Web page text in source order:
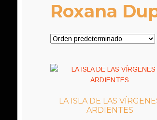
Roxana
LA ISLA DE LAS
ARDIENTES